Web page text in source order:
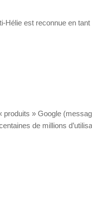
est reconnue en tant
produits » Google
de millions